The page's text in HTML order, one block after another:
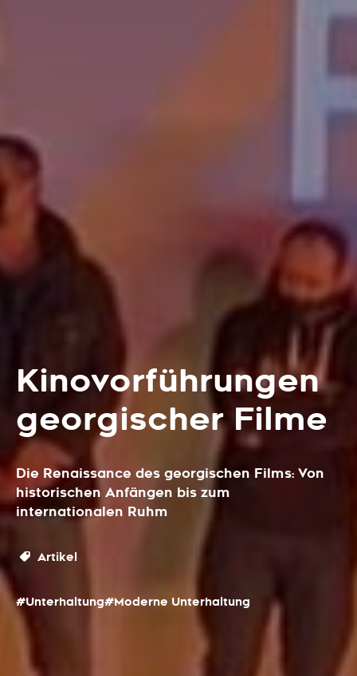
Kinovorführungen
georgischer Filme
Die Renaissance des georgischen Films: Von
historischen Anfängen bis zum
internationalen Ruhm
Artikel
#Unterhaltung#Moderne Unterhaltung